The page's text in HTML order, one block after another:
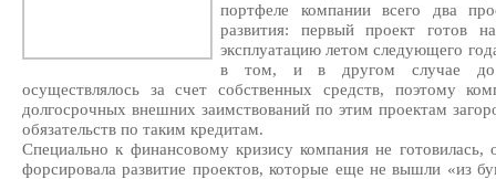
портфеле компании всего два
развития: первый проект
эксплуатацию летом следующего
в том, и в другом случае до
осуществлялось за счет собственных средств, поэтому
долгосрочных внешних заимствований по этим проектам
обязательств по таким кредитам.
Специально к финансовому кризису компания не
форсировала развитие проектов, которые еще не вышли «из